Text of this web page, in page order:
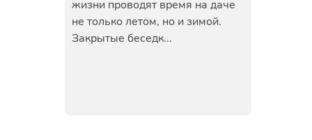
жизни проводят время на даче
не только летом, но и зимой.
Закрытые беседк...